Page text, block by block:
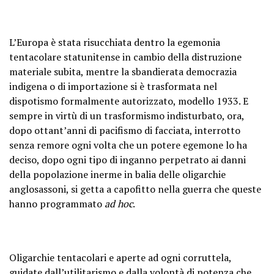
L’Europa è stata risucchiata dentro la egemonia
tentacolare statunitense in cambio della distruzione
materiale subita, mentre la sbandierata democrazia
indigena o di importazione si è trasformata nel
dispotismo formalmente autorizzato, modello 1933. E
sempre in virtù di un trasformismo indisturbato, ora,
dopo ottant’anni di pacifismo di facciata, interrotto
senza remore ogni volta che un potere egemone lo ha
deciso, dopo ogni tipo di inganno perpetrato ai danni
della popolazione inerme in balia delle oligarchie
anglosassoni, si getta a capofitto nella guerra che queste
hanno programmato ad hoc.
Oligarchie tentacolari e aperte ad ogni corruttela,